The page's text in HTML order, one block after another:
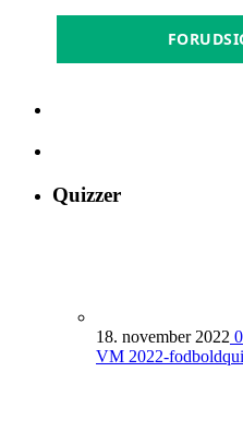
Quizzer
18. november 2022 0
VM 2022-